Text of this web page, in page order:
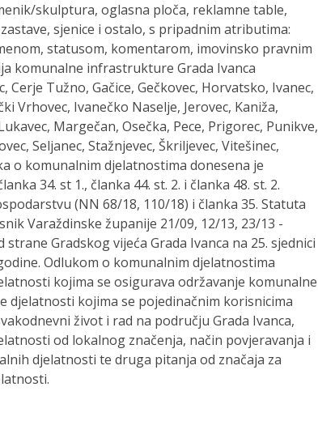
skulptura, oglasna ploča, reklamne table,
sjenice i ostalo, s pripadnim atributima:
statusom, komentarom, imovinsko pravnim
komunalne infrastrukture Grada Ivanca
Cerje Tužno, Gačice, Gečkovec, Horvatsko, Ivanec,
Vrhovec, Ivanečko Naselje, Jerovec, Kaniža,
Margečan, Osečka, Pece, Prigorec, Punikve,
Seljanec, Stažnjevec, Škriljevec, Vitešinec,
o komunalnim djelatnostima donesena je
34. st 1., članka 44. st. 2. i članka 48. st. 2.
(NN 68/18, 110/18) i članka 35. Statuta
Varaždinske županije 21/09, 12/13, 23/13 -
Gradskog vijeća Grada Ivanca na 25. sjednici
Odlukom o komunalnim djelatnostima
kojima se osigurava održavanje komunalne
kojima se pojedinačnim korisnicima
život i rad na području Grada Ivanca,
od lokalnog značenja, način povjeravanja i
djelatnosti te druga pitanja od značaja za